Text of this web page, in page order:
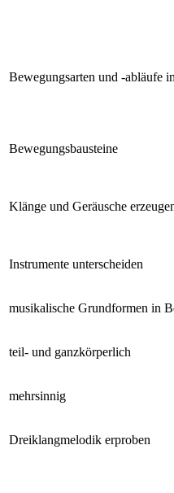
Bewegungsarten und -abläufe
Bewegungsbausteine
Klänge und Geräusche
Instrumente unterscheiden
musikalische Grundformen in
teil- und ganzkörperlich
mehrsinnig
Dreiklangmelodik erproben